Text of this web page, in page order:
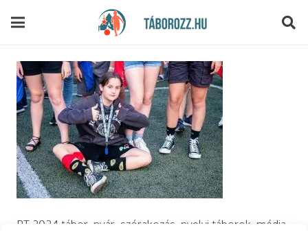
PT 2024 tábor, nyár, szórakozás, nyelvi táborok, média,